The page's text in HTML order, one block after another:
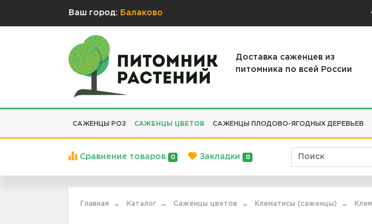
Ваш город: Балаково
Доставка саженцев из
питомника по всей России
САЖЕНЦЫ РОЗ САЖЕНЦЫ ЦВЕТОВ САЖЕНЦЫ ПЛОДОВО-ЯГОДНЫХ ДЕРЕВЬЕВ
Сравнение товаров 0 Закладки 0
Главная Каталог Саженцы цветов Клематисы (саженцы)